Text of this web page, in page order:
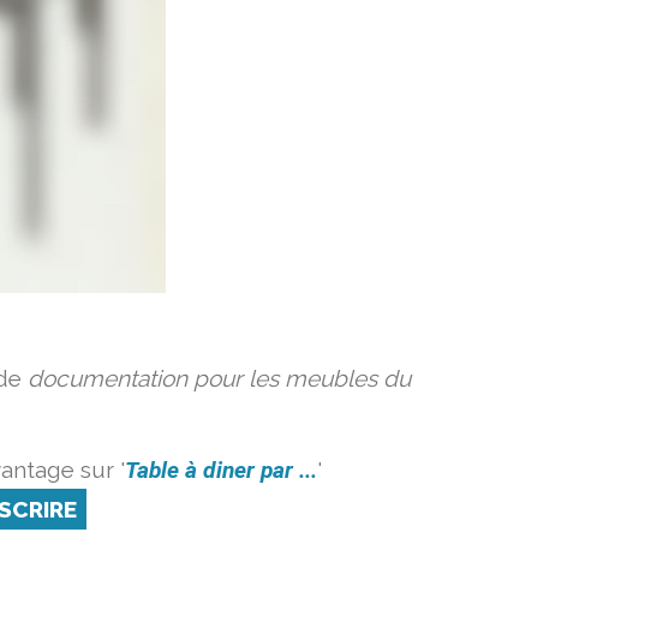
documentation pour les meubles du
sur 'Table à diner par ...'